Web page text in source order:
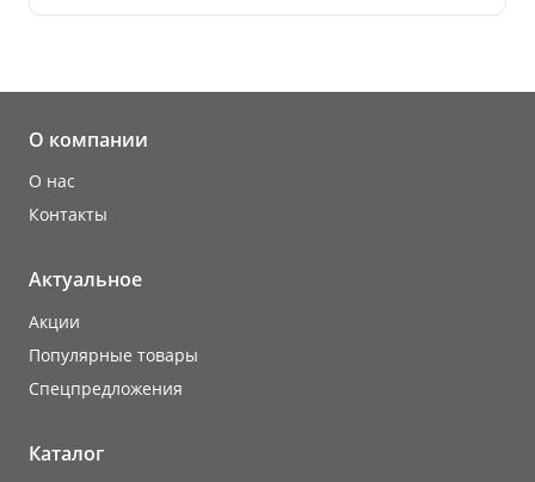
О компании
О нас
Контакты
Актуальное
Акции
Популярные товары
Cпецпредложения
Каталог